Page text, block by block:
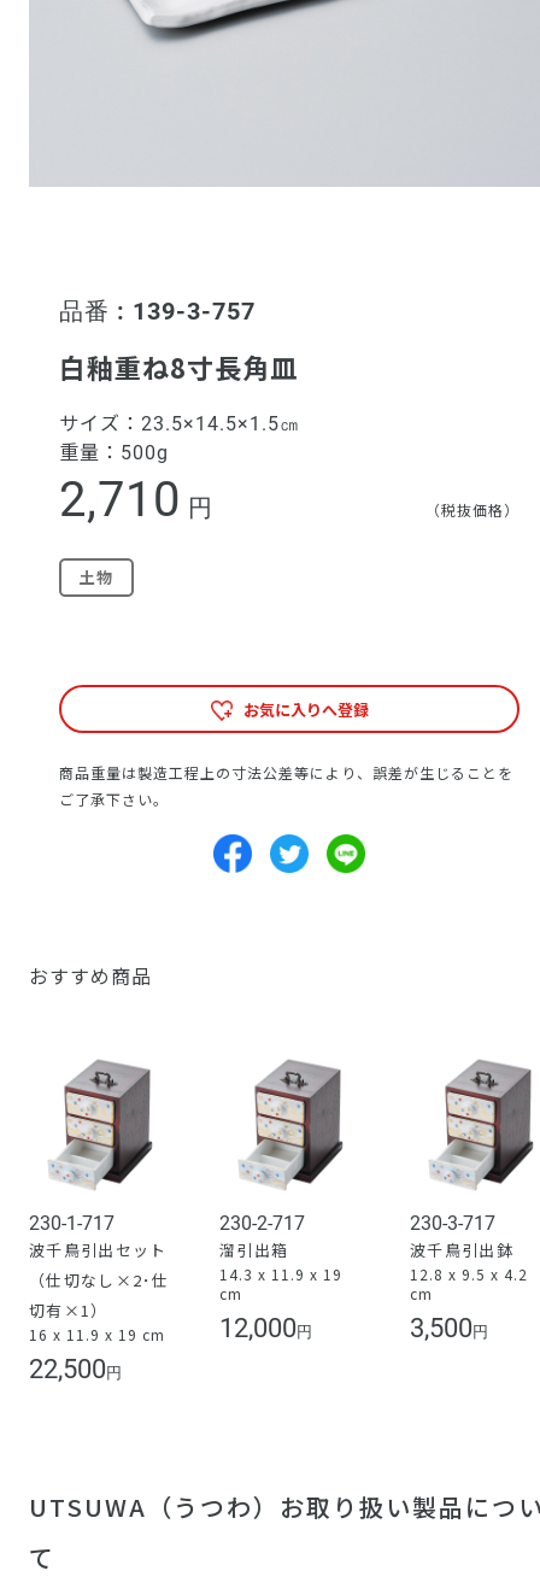
品番 : 139-3-757
白釉重ね8寸長角皿
サイズ： 23.5×14.5×1.5㎝
重量： 500g
2,710 円 （税抜価格）
土物
お気に入りへ登録
商品重量は製造工程上の寸法公差等により、誤差が生じることを
ご了承下さい。
おすすめ商品
230-1-717
波千鳥引出セット
（仕切なし×2･仕
切有×1）
16 x 11.9 x 19 cm
22,500 円
230-2-717
溜引出箱
14.3 x 11.9 x 19
cm
12,000 円
230-3-717
波千鳥引出鉢
12.8 x 9.5 x 4.2
cm
3,500 円
UTSUWA（うつわ）お取り扱い製品につ
て